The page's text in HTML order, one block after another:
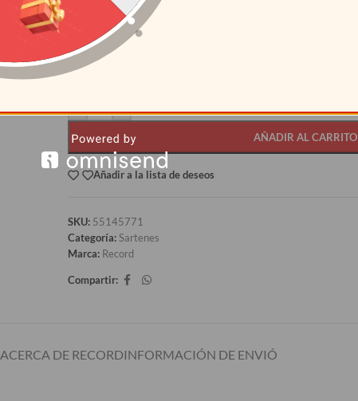
CANTIDAD
12+
AÑADIR AL CARRITO
Añadir a la lista de deseos
SKU: 55145771
Categoría:Sartenes
Marca: Record
Compartir:
ACERCA DE RECORDINFORMACIÓN DE ENVIÓ